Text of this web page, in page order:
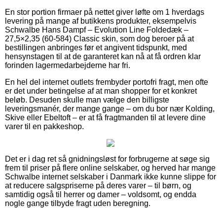
En stor portion firmaer på nettet giver løfte om 1 hverdags
levering på mange af butikkens produkter, eksempelvis
Schwalbe Hans Dampf – Evolution Line Foldedæk –
27,5×2,35 (60-584) Classic skin, som dog beroer på at
bestillingen anbringes før et angivent tidspunkt, med
hensynstagen til at de garanteret kan nå at få ordren klar
forinden lagermedarbejderne har fri.
En hel del internet outlets frembyder portofri fragt, men ofte
er det under betingelse af at man shopper for et konkret
beløb. Desuden skulle man vælge den billigste
leveringsmanér, der mange gange – om du bor nær Kolding,
Skive eller Ebeltoft – er at få fragtmanden til at levere dine
varer til en pakkeshop.
Det er i dag ret så gnidningsløst for forbrugerne at søge sig
frem til priser på flere online selskaber, og herved har mange
Schwalbe internet selskaber i Danmark ikke kunne slippe for
at reducere salgspriserne på deres varer – til børn, og
samtidig også til herrer og damer – voldsomt, og endda
nogle gange tilbyde fragt uden beregning.